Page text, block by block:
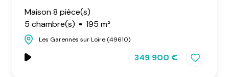
Maison 8 pièce(s)
5 chambre(s)
195 m²
Les Garennes sur Loire (49610)
349 900 €